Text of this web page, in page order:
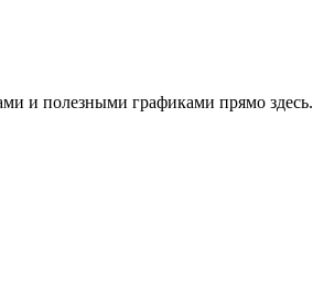
и полезными графиками прямо здесь.